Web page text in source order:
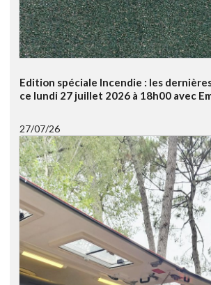
Edition spéciale Incendie : les
ce lundi 27 juillet 2026 à 18h00 avec
27/07/26